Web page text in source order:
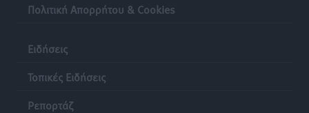
Πολιτική Απορρήτου & Cookies
Ειδήσεις
Τοπικές Ειδήσεις
Ρεπορτάζ